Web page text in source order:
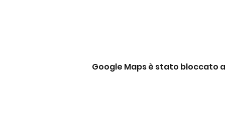
Google Maps è stato bloccato